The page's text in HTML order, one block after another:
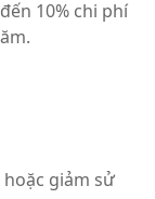
10% chi phí
giảm sử